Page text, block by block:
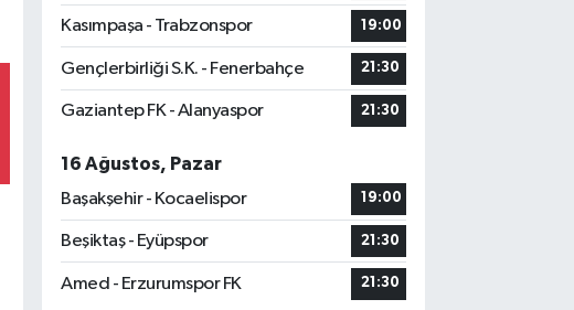
Kasımpaşa - Trabzonspor 19:00
Gençlerbirliği S.K. - Fenerbahçe 21:30
Gaziantep FK - Alanyaspor 21:30
16 Ağustos, Pazar
Başakşehir - Kocaelispor
19:00
Beşiktaş - Eyüpspor 21:30
Amed - Erzurumspor FK 21:30